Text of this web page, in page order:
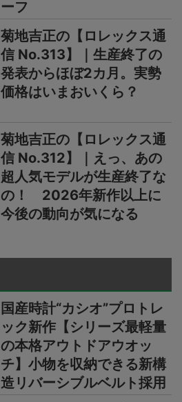
ーフ
菊地吉正の【ロレックス通
信 No.313】｜生産終了の
発表からほぼ2カ月。実勢
価格はいまおいくら？
菊地吉正の【ロレックス通
信 No.312】｜えっ、あの
超人気モデルが生産終了な
の！ 2026年新作以上に
今後の動向が気になる
国産時計“カシオ”プロトレ
ック新作【シリーズ最軽量
の本格アウトドアウオッ
チ】小物を収納できる新構
造リバーシブルベルト採用